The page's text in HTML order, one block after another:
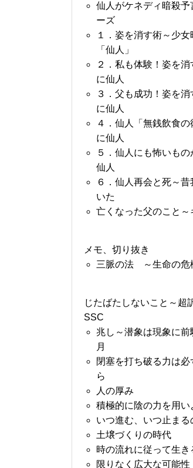
仙人がケネディ暗殺予
ーズ
１．姿を消す術～少女
「仙人」
２．私も体験！姿を
に仙人
３．父も成功！姿を
に仙人
４．仙人「無銭飲食
に仙人
５．仙人にも怖いも
仙人
６．仙人再会と死～
いた
亡くなった父のこと～
メモ、切り抜き
三脈の法 ～生命の
じたばたしないこと～超
SSC
兆し～潜象は現象に
月
閉塞を打ち破る力は
ら
人の厚み
積極的に陰の力を用い
いつ進む、いつ止まる
土壌づくりの時代
時の流れに従って生き
限りなく広大な可能性